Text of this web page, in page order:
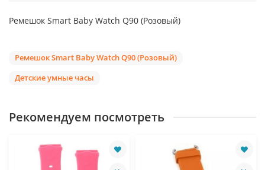
Ремешок Smart Baby Watch Q90 (Розовый)
Ремешок Smart Baby Watch Q90 (Розовый)
Детские умные часы
Рекомендуем посмотреть